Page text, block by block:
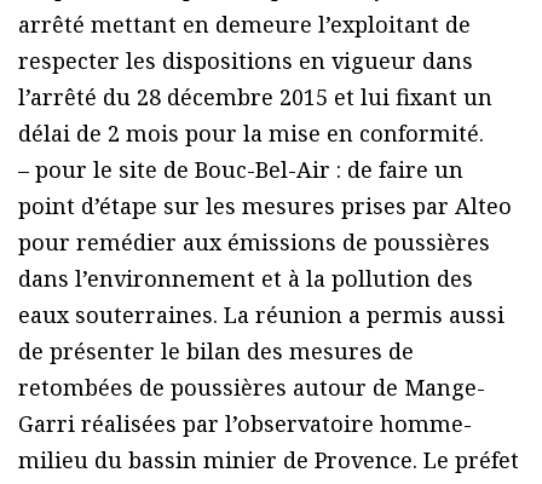
arrêté mettant en demeure l’exploitant de
respecter les dispositions en vigueur dans
l’arrêté du 28 décembre 2015 et lui fixant un
délai de 2 mois pour la mise en conformité.
– pour le site de Bouc-Bel-Air : de faire un
point d’étape sur les mesures prises par Alteo
pour remédier aux émissions de poussières
dans l’environnement et à la pollution des
eaux souterraines. La réunion a permis aussi
de présenter le bilan des mesures de
retombées de poussières autour de Mange-
Garri réalisées par l’observatoire homme-
milieu du bassin minier de Provence. Le préfet